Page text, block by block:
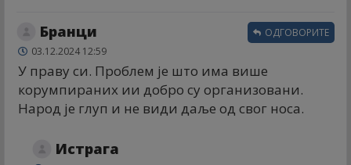
Бранци
03.12.2024 12:59
У праву си. Проблем је што има више
корумпираних ии добро су организовани.
Народ је глуп и не види даље од свог носа.
ОДГОВОРИТЕ
Истрага